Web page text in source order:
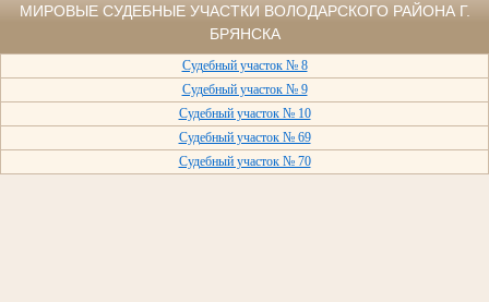
МИРОВЫЕ СУДЕБНЫЕ УЧАСТКИ ВОЛОДАРСКОГО РАЙОНА Г.
БРЯНСКА
Судебный участок № 8
Судебный участок № 9
Судебный участок № 10
Судебный участок № 69
Судебный участок № 70